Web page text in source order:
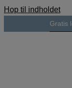
Hop til indholdet
Gratis